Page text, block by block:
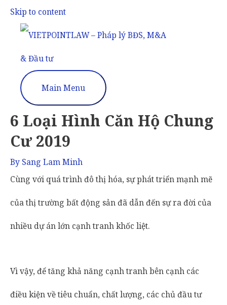
Skip to content
Main Menu
6 Loại Hình Căn Hộ Chung
Cư 2019
By Sang Lam Minh
Cùng với quá trình đô thị hóa, sự phát triển mạnh mẽ
của thị trường bất động sản đã dẫn đến sự ra đời của
nhiều dự án lớn cạnh tranh khốc liệt.
Vì vậy, để tăng khả năng cạnh tranh bên cạnh các
điều kiện về tiêu chuẩn, chất lượng, các chủ đầu tư